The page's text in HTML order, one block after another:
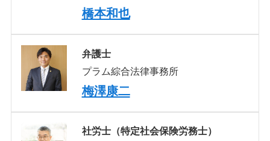
橋本和也
弁護士
プラム綜合法律事務所
梅澤康二
社労士（特定社会保険労務士）